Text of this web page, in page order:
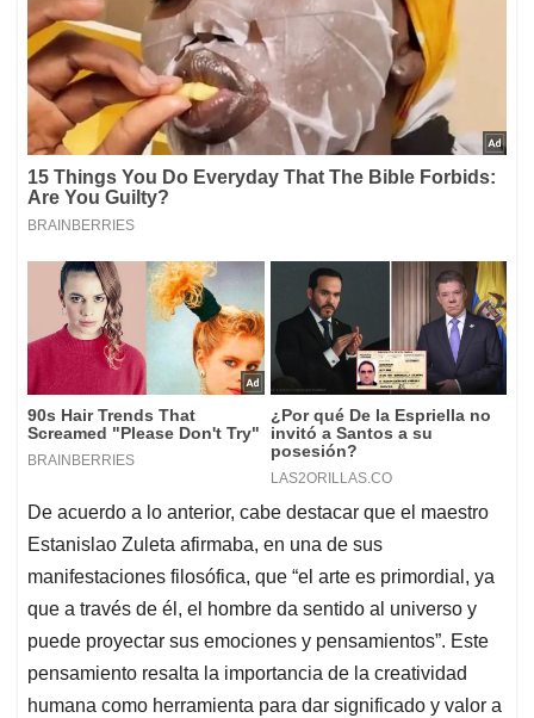
De acuerdo a lo anterior, cabe destacar que el maestro
Estanislao Zuleta afirmaba, en una de sus
manifestaciones filosófica, que “el arte es primordial, ya
que a través de él, el hombre da sentido al universo y
puede proyectar sus emociones y pensamientos”. Este
pensamiento resalta la importancia de la creatividad
humana como herramienta para dar significado y valor a